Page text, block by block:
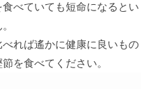
べていても短命になるとい
れば遙かに健康に良いもの
を食べてください。